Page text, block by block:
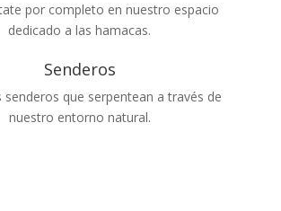
por completo en nuestro espacio
dedicado a las hamacas.
Senderos
senderos que serpentean a través de
nuestro entorno natural.